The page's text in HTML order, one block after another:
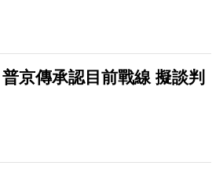
普京傳承認目前戰線 擬談判